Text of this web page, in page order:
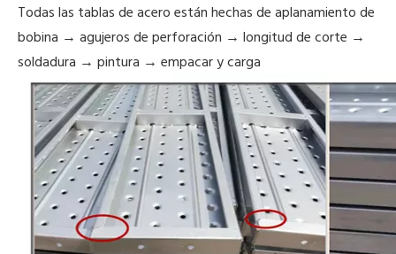
Todas las tablas de acero están hechas de aplanamiento de
bobina → agujeros de perforación → longitud de corte →
soldadura → pintura → empacar y carga